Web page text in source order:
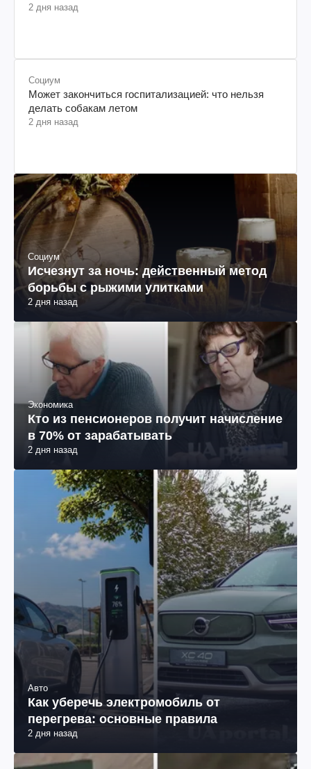
2 дня назад
Социум
Может закончиться госпитализацией: что нельзя
делать собакам летом
2 дня назад
Социум
Исчезнут за ночь: действенный метод
борьбы с рыжими улитками
2 дня назад
Экономика
Кто из пенсионеров получит начисление
в 70% от зарабатывать
2 дня назад
Авто
Как уберечь электромобиль от
перегрева: основные правила
2 дня назад